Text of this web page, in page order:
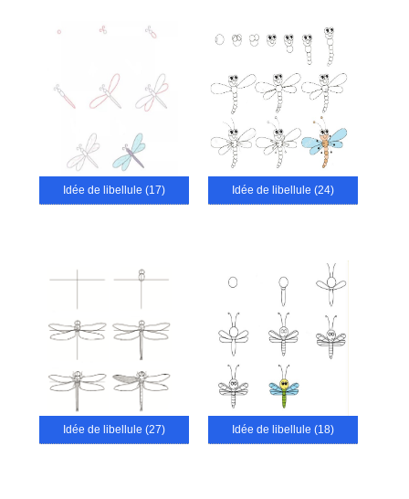
Idée de libellule (17) Idée de libellule (24)
Idée de libellule (27) Idée de libellule (18)